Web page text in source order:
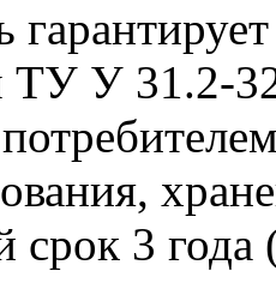
ТУ У 31.2-
3 года